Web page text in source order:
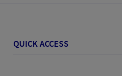
QUICK ACCESS